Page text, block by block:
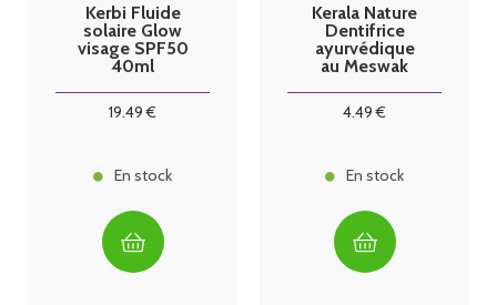
Kerbi Fluide
solaire Glow
visage SPF50
40ml
19.49 €
En stock
Kerala Nature
Dentifrice
ayurvédique
au Meswak
4.49 €
En stock